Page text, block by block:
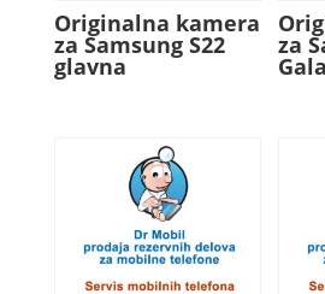
Originalna kamera
za Samsung S22
glavna
za